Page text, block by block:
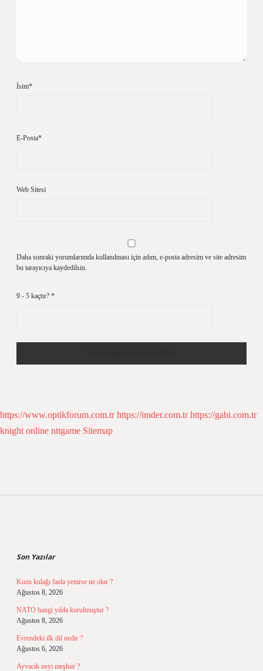
İsim*
E-Posta*
Web Sitesi
Daha sonraki yorumlarımda kullanılması için adım, e-posta adresim ve site adresim
bu tarayıcıya kaydedilsin.
9 - 5 kaçtır? *
https://www.optikforum.com.tr https://imder.com.tr https://gabi.com.tr
knight online nttgame Sitemap
Son Yazılar
Kuzu kulağı fazla yenirse ne olur ?
Ağustos 8, 2026
NATO hangi yılda kurulmuştur ?
Ağustos 8, 2026
Evrendeki ilk dil nedir ?
Ağustos 6, 2026
Ayvacık neyi meşhur ?